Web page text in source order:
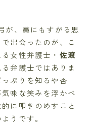
が、藁にもすがる思
出会ったのが、こ
女性弁護士・ 佐渡
弁護士ではありま
ぷりを知るや否
味な笑みを浮かべ
に叩きのめすこと
うです。